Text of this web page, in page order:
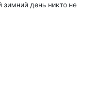
день никто не